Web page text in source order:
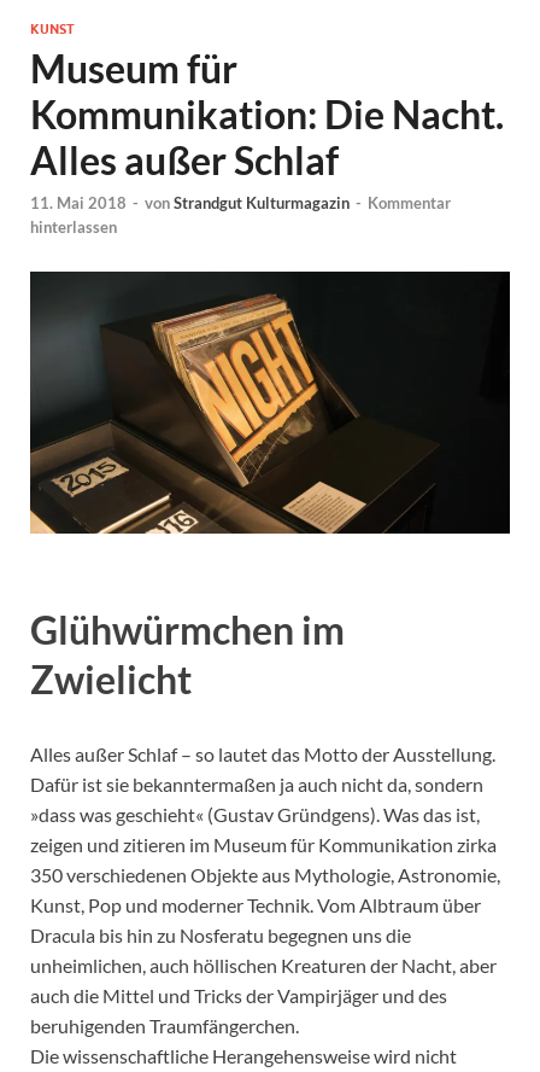
KUNST
Museum für
Kommunikation: Die Nacht.
Alles außer Schlaf
11. Mai 2018 - vonStrandgut Kulturmagazin - Kommentar
hinterlassen
Glühwürmchen im
Zwielicht
Alles außer Schlaf – so lautet das Motto der Ausstellung.
Dafür ist sie bekanntermaßen ja auch nicht da, sondern
»dass was geschieht« (Gustav Gründgens). Was das ist,
zeigen und zitieren im Museum für Kommunikation zirka
350 verschiedenen Objekte aus Mythologie, Astronomie,
Kunst, Pop und moderner Technik. Vom Albtraum über
Dracula bis hin zu Nosferatu begegnen uns die
unheimlichen, auch höllischen Kreaturen der Nacht, aber
auch die Mittel und Tricks der Vampirjäger und des
beruhigenden Traumfängerchen.
Die wissenschaftliche Herangehensweise wird nicht